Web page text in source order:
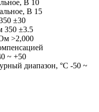
В 10
В 15
±30
350 ±3.5
>2,000
~ +50
диапазон, °C -50 ~